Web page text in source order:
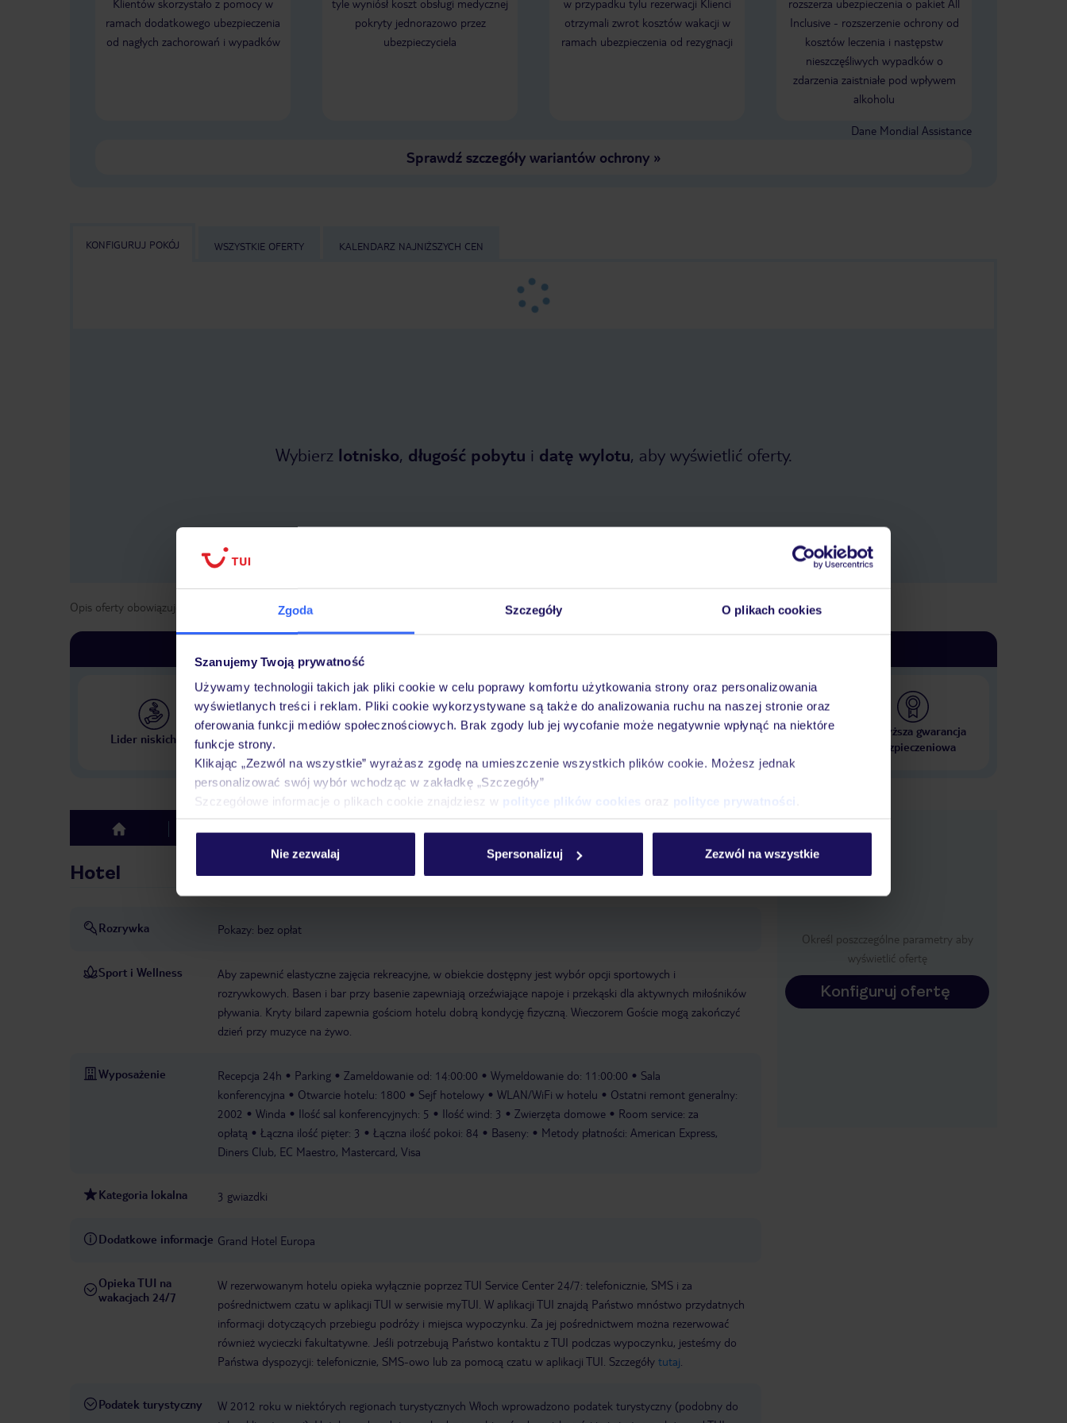
Zgoda Szczegóły O plikach cookies
Szanujemy Twoją prywatność
Używamy technologii takich jak pliki cookie w celu poprawy komfortu użytkowania strony oraz personalizowania
wyświetlanych treści i reklam. Pliki cookie wykorzystywane są także do analizowania ruchu na naszej stronie oraz
oferowania funkcji mediów społecznościowych. Brak zgody lub jej wycofanie może negatywnie wpłynąć na niektóre
funkcje strony.
Klikając „Zezwól na wszystkie” wyrażasz zgodę na umieszczenie wszystkich plików cookie. Możesz jednak
personalizować swój wybór wchodząc w zakładkę „Szczegóły”
Szczegółowe informacje o plikach cookie znajdziesz w polityce plików cookies oraz polityce prywatności
Nie zezwalaj Spersonalizuj Zezwól na wszystkie
Klientów skorzystało z pomocy w
ramach dodatkowego ubezpieczenia
od nagłych zachorowań i wypadków
tyle wyniósł koszt obsługi medycznej
pokryty jednorazowo przez
ubezpieczyciela
w przypadku tylu rezerwacji Klienci
otrzymali zwrot kosztów wakacji w
ramach ubezpieczenia od rezygnacji
rozszerza ubezpieczenia o pakiet All
Inclusive - rozszerzenie ochrony od
kosztów leczenia i następstw
nieszczęśliwych wypadków o
zdarzenia zaistniałe pod wpływem
alkoholu
Dane Mondial Assistance
Sprawdź szczegóły wariantów ochrony»
KONFIGURUJ POKÓJ WSZYSTKIE OFERTY KALENDARZ NAJNIŻSZYCH CEN
Wybierz lotnisko, długość pobytu i datę wylotu, aby wyświetlić oferty.
Opis oferty obowiązuje dla wyjazdów w terminie od 31 października 2026
Lider niskich cen
Największe biuro podróży
Tylko u nas opieka na
10 000 hoteli w ponad 50
Najwyższa gwarancja
ubezpieczeniowa
top
Ważne
informacje
Hotel
Rozrywka Pokazy: bez opłat
Sport i Wellness
Aby zapewnić elastyczne zajęcia rekreacyjne, w obiekcie dostępny jest wybór opcji sportowych i
rozrywkowych. Basen i bar przy basenie zapewniają orzeźwiające napoje i przekąski dla aktywnych miłośników
pływania. Kryty bilard zapewnia gościom hotelu dobrą kondycję fizyczną. Wieczorem Goście mogą zakończyć
dzień przy muzyce na żywo.
Wyposażenie Recepcja 24h Parking Zameldowanie od: 14:00:00 Wymeldowanie do: 11:00:00
Sala
konferencyjna
Otwarcie hotelu: 1800 Sejf hotelowy WLAN/WiFi w hotelu
Ostatni remont generalny:
2002
Winda Ilość sal konferencyjnych: 5 Ilość wind: 3 Zwierzęta domowe
Room service: za
opłatą
Łączna ilość pięter: 3 Łączna ilość pokoi: 84 Baseny:
Metody płatności: American Express,
Diners Club, EC Maestro, Mastercard, Visa
Kategoria lokalna 3 gwiazdki
Dodatkowe informacje Grand Hotel Europa
Opieka TUI na
wakacjach 24/7
W rezerwowanym hotelu opieka wyłącznie poprzez TUI Service Center 24/7: telefonicznie, SMS i za
pośrednictwem czatu w aplikacji TUI w serwisie myTUI. W aplikacji TUI znajdą Państwo mnóstwo przydatnych
informacji dotyczących przebiegu podróży i miejsca wypoczynku. Za jej pośrednictwem można rezerwować
również wycieczki fakultatywne. Jeśli potrzebują Państwo kontaktu z TUI podczas wypoczynku, jesteśmy do
Państwa dyspozycji: telefonicznie, SMS-owo lub za pomocą czatu w aplikacji TUI. Szczegóły tutaj
Podatek turystyczny
W 2012 roku w niektórych regionach turystycznych Włoch wprowadzono podatek turystyczny (podobny do
Określ poszczególne parametry aby
wyświetlić ofertę
Konfiguruj ofertę